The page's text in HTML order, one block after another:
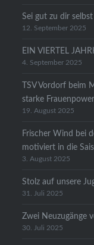
Sei gut zu dir selbst
12. September 2025
EIN VIERTEL
4. September 2025
TSV Vordorf beim
starke
19. August 2025
Frischer Wind bei
motiviert in die
3. August 2025
Stolz auf unsere
31. Juli 2025
Zwei Neuzugänge
30. Juli 2025